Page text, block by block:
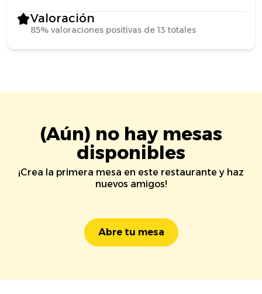
Valoración
85% valoraciones positivas de 13 totales
(Aún) no hay mesas
disponibles
¡Crea la primera mesa en este restaurante y haz
nuevos amigos!
Abre tu mesa